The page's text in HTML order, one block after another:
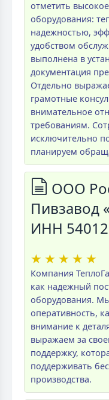
отметить
оборудования:
надежностью,
удобством
выполнена в
документация
Отдельно
грамотные
внимательное
требованиям.
исключительно
планируем
ООО
Пивзавод
ИНН
★ ★ ★ ★ ★
Компания
как надежный
оборудования.
оперативность,
внимание к
выражаем за
поддержку,
поддерживать
производства.